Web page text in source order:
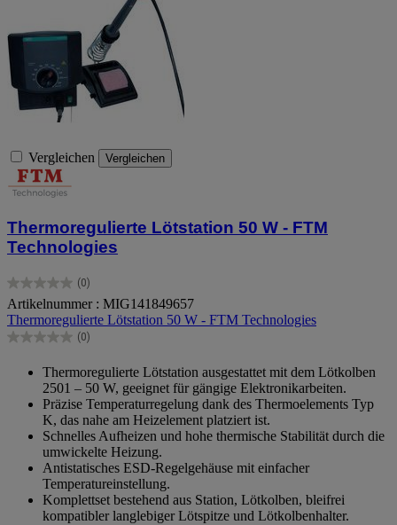
Vergleichen Vergleichen
Thermoregulierte Lötstation 50 W - FTM
Technologies
(0)
0.0
von
5
Sternen.
Artikelnummer : MIG141849657
Thermoregulierte Lötstation 50 W - FTM Technologies
(0)
0.0
Sternen.
Thermoregulierte Lötstation ausgestattet mit dem Lötkolben
2501 – 50 W, geeignet für gängige Elektronikarbeiten.
Präzise Temperaturregelung dank des Thermoelements Typ
K, das nahe am Heizelement platziert ist.
Schnelles Aufheizen und hohe thermische Stabilität durch die
umwickelte Heizung.
Antistatisches ESD-Regelgehäuse mit einfacher
Temperatureinstellung.
Komplettset bestehend aus Station, Lötkolben, bleifrei
kompatibler langlebiger Lötspitze und Lötkolbenhalter.